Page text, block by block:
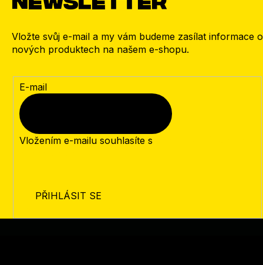
Vložte svůj e-mail a my vám budeme zasílat informace o
nových produktech na našem e-shopu.
E-mail
Vložením e-mailu souhlasíte s
PŘIHLÁSIT SE